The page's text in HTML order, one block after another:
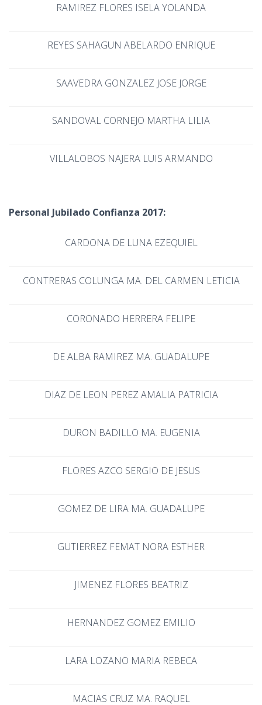
RAMIREZ FLORES ISELA YOLANDA
REYES SAHAGUN ABELARDO ENRIQUE
SAAVEDRA GONZALEZ JOSE JORGE
SANDOVAL CORNEJO MARTHA LILIA
VILLALOBOS NAJERA LUIS ARMANDO
Personal Jubilado Confianza 2017:
CARDONA DE LUNA EZEQUIEL
CONTRERAS COLUNGA MA. DEL CARMEN LETICIA
CORONADO HERRERA FELIPE
DE ALBA RAMIREZ MA. GUADALUPE
DIAZ DE LEON PEREZ AMALIA PATRICIA
DURON BADILLO MA. EUGENIA
FLORES AZCO SERGIO DE JESUS
GOMEZ DE LIRA MA. GUADALUPE
GUTIERREZ FEMAT NORA ESTHER
JIMENEZ FLORES BEATRIZ
HERNANDEZ GOMEZ EMILIO
LARA LOZANO MARIA REBECA
MACIAS CRUZ MA. RAQUEL